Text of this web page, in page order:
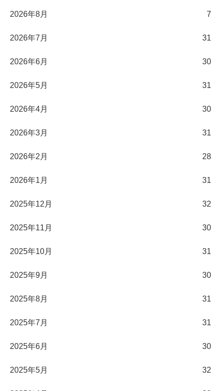
2026年8月 7
2026年7月 31
2026年6月 30
2026年5月 31
2026年4月 30
2026年3月 31
2026年2月 28
2026年1月 31
2025年12月 32
2025年11月 30
2025年10月 31
2025年9月 30
2025年8月 31
2025年7月 31
2025年6月 30
2025年5月 32